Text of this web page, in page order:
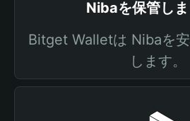
Nibaを保管しま
Bitget Walletは Nibaを
します。